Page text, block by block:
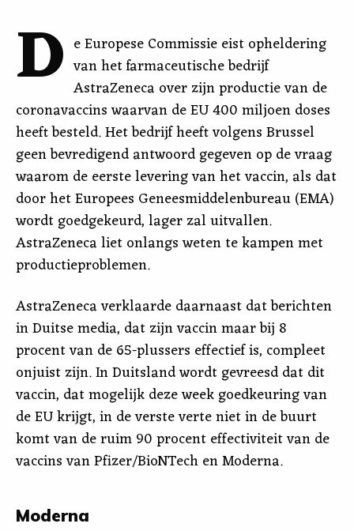
D e Europese Commissie eist opheldering
van het farmaceutische bedrijf
AstraZeneca over zijn productie van de
coronavaccins waarvan de EU 400 miljoen doses
heeft besteld. Het bedrijf heeft volgens Brussel
geen bevredigend antwoord gegeven op de vraag
waarom de eerste levering van het vaccin, als dat
door het Europees Geneesmiddelenbureau (EMA)
wordt goedgekeurd, lager zal uitvallen.
AstraZeneca liet onlangs weten te kampen met
productieproblemen.
AstraZeneca verklaarde daarnaast dat berichten
in Duitse media, dat zijn vaccin maar bij 8
procent van de 65-plussers effectief is, compleet
onjuist zijn. In Duitsland wordt gevreesd dat dit
vaccin, dat mogelijk deze week goedkeuring van
de EU krijgt, in de verste verte niet in de buurt
komt van de ruim 90 procent effectiviteit van de
vaccins van Pfizer/BioNTech en Moderna.
Moderna